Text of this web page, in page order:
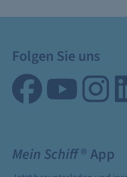
Folgen Sie uns
Mein Schiff® App